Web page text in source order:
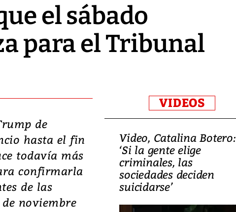
el sábado
para el Tribunal
de
hasta el fin
todavía más
confirmarla
de las
de noviembre
VIDEOS
Terremoto
y graves
Kumamoto
Video, Catalina Botero:
‘Si la gente elige
criminales, las
sociedades deciden
suicidarse’